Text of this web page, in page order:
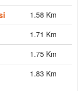
1.58 Km
1.71 Km
1.75 Km
1.83 Km